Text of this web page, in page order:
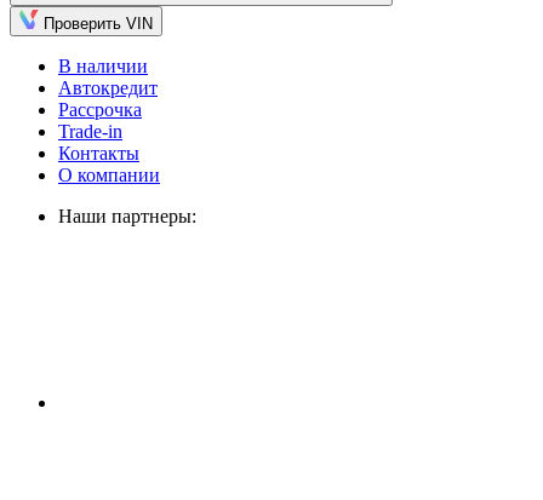
Проверить VIN
В наличии
Автокредит
Рассрочка
Trade-in
Контакты
О компании
Наши партнеры: